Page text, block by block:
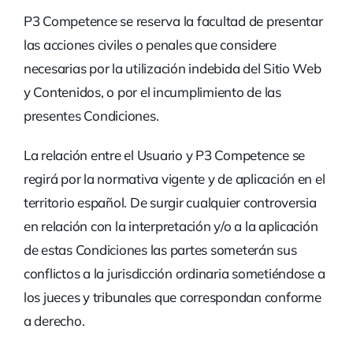
P3 Competence se reserva la facultad de presentar
las acciones civiles o penales que considere
necesarias por la utilización indebida del Sitio Web
y Contenidos, o por el incumplimiento de las
presentes Condiciones.
La relación entre el Usuario y P3 Competence se
regirá por la normativa vigente y de aplicación en el
territorio español. De surgir cualquier controversia
en relación con la interpretación y/o a la aplicación
de estas Condiciones las partes someterán sus
conflictos a la jurisdicción ordinaria sometiéndose a
los jueces y tribunales que correspondan conforme
a derecho.